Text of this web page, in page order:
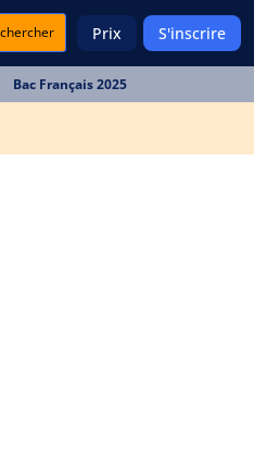
Prix S'inscrire
Bac Français 2025